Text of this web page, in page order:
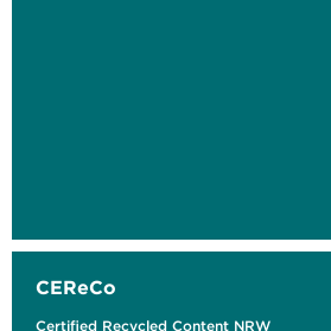
CEReCo
Certified Recycled Content NRW